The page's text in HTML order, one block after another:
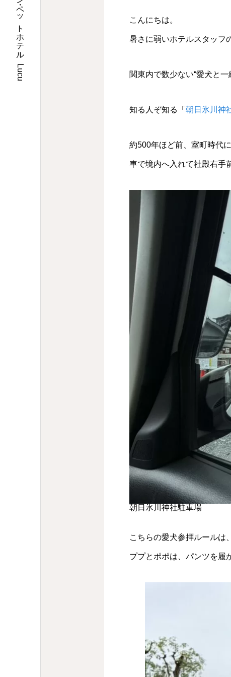
こんにちは。
暑さに弱いホテルスタッフ
関東内で数少ない“愛犬と
知る人ぞ知る「 朝日氷川神
約500年ほど前、室町時代
車で境内へ入れて社殿右手
朝日氷川神社駐車場
こちらの愛犬参拝ルールは
ププとポポは、パンツを履